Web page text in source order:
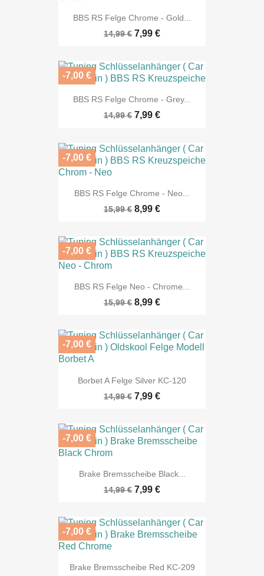
BBS RS Felge Chrome - Gold...
14,99 € 7,99 €
BBS RS Felge Chrome - Grey...
14,99 € 7,99 €
-7,00 €
BBS RS Felge Chrome - Neo...
15,99 € 8,99 €
-7,00 €
BBS RS Felge Neo - Chrome...
15,99 € 8,99 €
-7,00 €
Borbet A Felge Silver KC-120
14,99 € 7,99 €
-7,00 €
Brake Bremsscheibe Black...
14,99 € 7,99 €
-7,00 €
Brake Bremsscheibe Red KC-209
-7,00 €